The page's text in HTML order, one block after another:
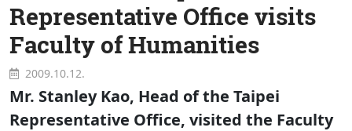
Representative Office visits
Faculty of Humanities
2009.10.12.
Mr. Stanley Kao, Head of the Taipei
Representative Office, visited the Faculty